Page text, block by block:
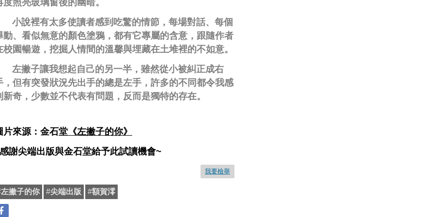
度照亮玻璃窗後的幽暗。
小說裡有太多使讀者感到吃驚的情節，每場對話、每個
動、看似無意的顏色塗鴉，都有它專屬的含意，跟隨作者
校園暢遊，挖掘人情間的溫馨與埋藏在土堆裡的不如意。
左撇子讓我想起自己的另一半，雖然從小被糾正成右
，但有突發狀況先出手的總是左手，許多的不同都令我感
新奇，少數並不代表有問題，反而是獨特的存在。
片來源：金石堂 《左撇子的你》
感謝尖端出版與金石堂給予此試讀機會~
我要檢舉
左撇子的你 #尖端出版 #額賀澪